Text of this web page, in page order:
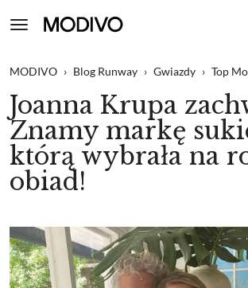
MODIVO › Blog Runway › Gwiazdy › Top
Joanna Krupa
Znamy markę
którą wybrała na
obiad!